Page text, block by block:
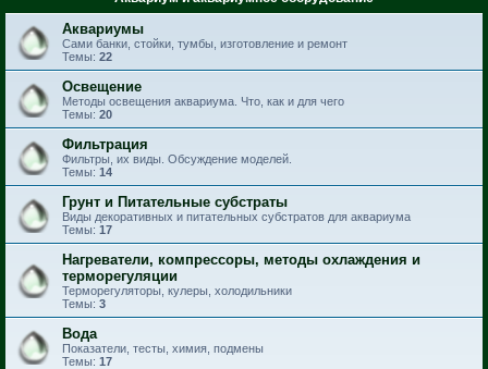
Аквариумы
Сами банки, стойки, тумбы, изготовление и ремонт
Темы: 22
Освещение
Методы освещения аквариума. Что, как и для чего
Темы: 20
Фильтрация
Фильтры, их виды. Обсуждение моделей.
Темы: 14
Грунт и Питательные субстраты
Виды декоративных и питательных субстратов для аквариума
Темы: 17
Нагреватели, компрессоры, методы охлаждения и
терморегуляции
Терморегуляторы, кулеры, холодильники
Темы: 3
Вода
Показатели, тесты, химия, подмены
Темы: 17